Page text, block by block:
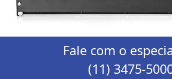
Fale com o
(11) 3475-